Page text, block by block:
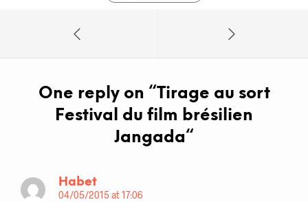
One reply on “Tirage au sort
Festival du film brésilien
Jangada“
Habet
04/05/2015 at 17:06